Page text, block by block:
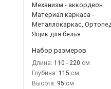
Механизм - аккордеон
Материал каркаса -
Металлокаркас,
Ящик для белья
Набор размеров
Длина: 110 - 220
Глубина: 115
Высота: 95